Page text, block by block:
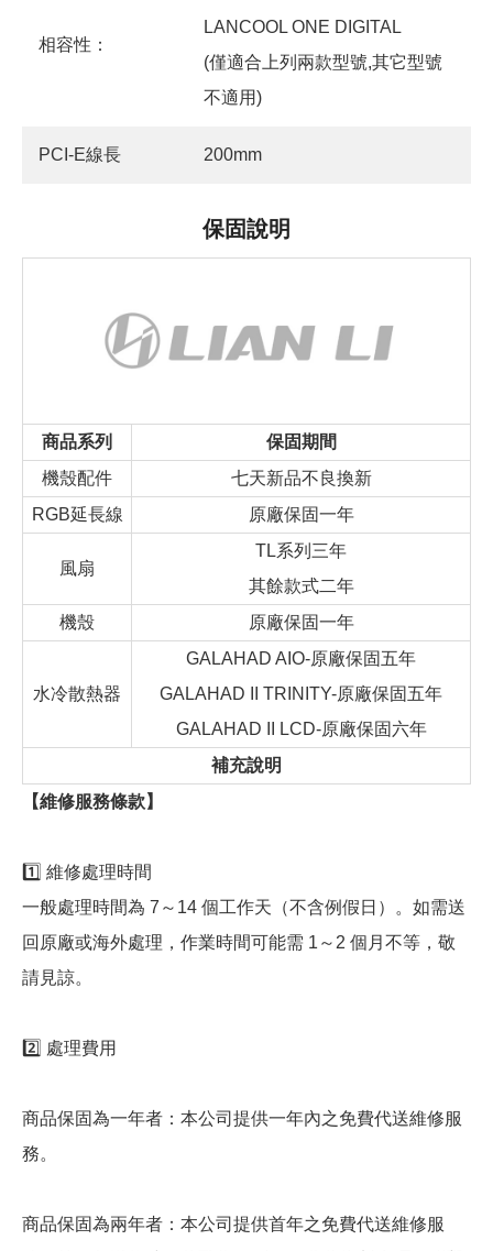
相容性：
LANCOOL ONE DIGITAL
(僅適合上列兩款型號,其它型號
不適用)
PCI-E線長 200mm
保固說明
商品系列
保固期間
機殼配件
七天新品不良換新
RGB延長線
原廠保固一年
風扇
TL系列三年
其餘款式二年
機殼
原廠保固一年
水冷散熱器
GALAHAD AIO-原廠保固五年
GALAHAD II TRINITY-原廠保固五年
GALAHAD II LCD-原廠保固六年
補充說明
【維修服務條款】
1️⃣ 維修處理時間
一般處理時間為 7～14 個工作天（不含例假日）。如需送
回原廠或海外處理，作業時間可能需 1～2 個月不等，敬
請見諒。
2️⃣ 處理費用
商品保固為一年者：本公司提供一年內之免費代送維修服
務。
商品保固為兩年者：本公司提供首年之免費代送維修服